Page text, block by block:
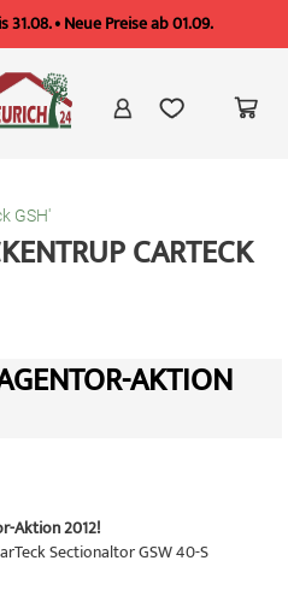
• Neue Preise ab 01.09.
GSH'
CARTECK
AKTION
Aktion 2012!
Sectionaltor GSW 40-S